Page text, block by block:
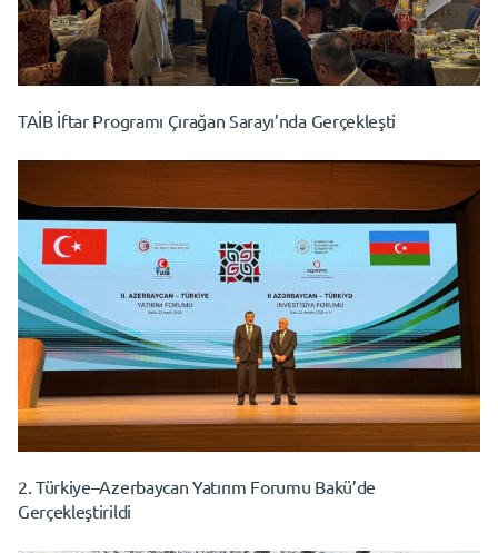
TAİB İftar Programı Çırağan Sarayı’nda Gerçekleşti
2. Türkiye–Azerbaycan Yatırım Forumu Bakü’de
Gerçekleştirildi